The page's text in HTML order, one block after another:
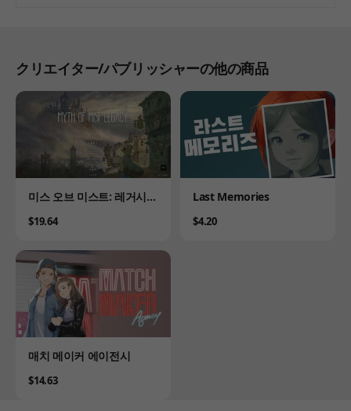
クリエイター/パブリッシャーの他の商品
Product
미스 오브 미스트: 레거시
Price
$19.64
Product
Last Memories
Price
$4.20
Product
매치 메이커 에이전시
Price
$14.63